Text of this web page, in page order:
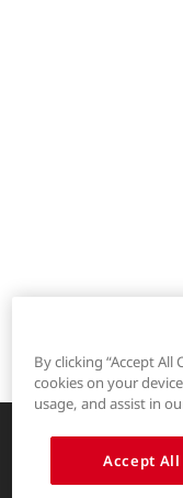
LYCRA®
创新的服装解决方案
By clicking “Accept
cookies on your
usage, and assist in
Accept All